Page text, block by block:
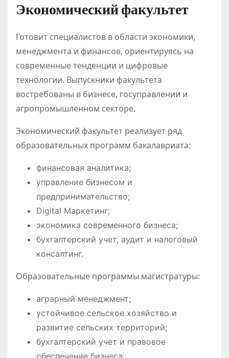
Экономический факультет
Готовит специалистов в области экономики,
менеджмента и финансов, ориентируясь на
современные тенденции и цифровые
технологии. Выпускники факультета
востребованы в бизнесе, госуправлении и
агропромышленном секторе.
Экономический факультет реализует ряд
образовательных программ бакалавриата:
финансовая аналитика;
управление бизнесом и
предпринимательство;
Digital Маркетинг;
экономика современного бизнеса;
бухгалтерский учет, аудит и налоговый
консалтинг.
Образовательные программы магистратуры:
аграрный менеджмент;
устойчивое сельское хозяйство и
развитие сельских территорий;
бухгалтерский учет и правовое
обеспечение бизнеса;